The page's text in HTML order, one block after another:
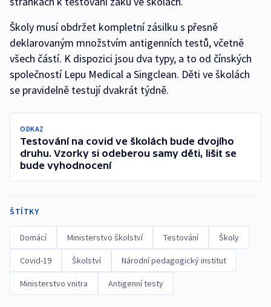
Školy musí obdržet kompletní zásilku s přesně
deklarovaným množstvím antigenních testů, včetně
všech částí. K dispozici jsou dva typy, a to od čínských
společností Lepu Medical a Singclean. Děti ve školách
se pravidelně testují dvakrát týdně.
ODKAZ
Testování na covid ve školách bude dvojího
druhu. Vzorky si odeberou samy děti, lišit se
bude vyhodnocení
ŠTÍTKY
Domácí Ministerstvo školství Testování Školy
Covid-19 Školství Národní pedagogický institut
Ministerstvo vnitra Antigenní testy